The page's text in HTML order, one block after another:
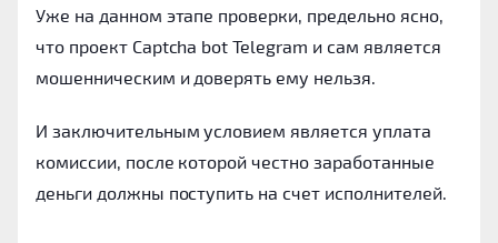
Уже на данном этапе проверки, предельно ясно,
что проект Captcha bot Telegram и сам является
мошенническим и доверять ему нельзя.
И заключительным условием является уплата
комиссии, после которой честно заработанные
деньги должны поступить на счет исполнителей.